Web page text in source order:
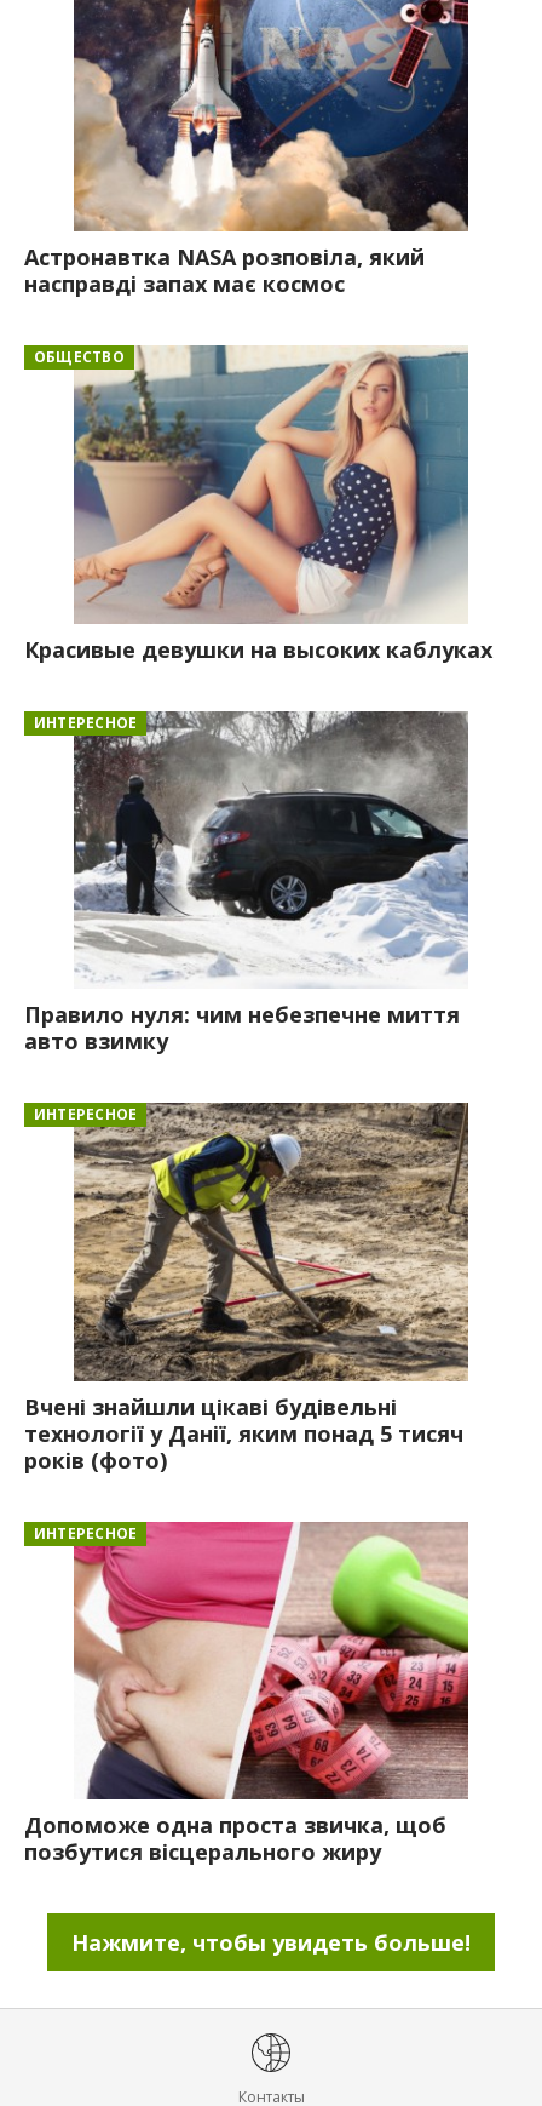
Астронавтка NASA розповіла, який
насправді запах має космос
ОБЩЕСТВО
Красивые девушки на высоких каблуках
ИНТЕРЕСНОЕ
Правило нуля: чим небезпечне миття
авто взимку
ИНТЕРЕСНОЕ
Вчені знайшли цікаві будівельні
технології у Данії, яким понад 5 тисяч
років (фото)
ИНТЕРЕСНОЕ
Допоможе одна проста звичка, щоб
позбутися вісцерального жиру
Нажмите, чтобы увидеть больше!
Контакты